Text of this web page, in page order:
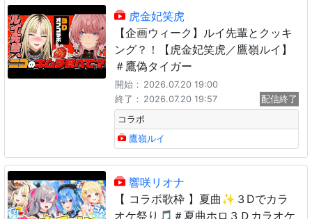
虎金妃笑虎
【企画ウィーク】ルイ先輩とクッキ
ング？！【虎金妃笑虎／鷹嶺ルイ】
＃鷹偽タイガー
開始： 2026.07.20 19:00
終了： 2026.07.20 19:57
配信終了
コラボ
鷹嶺ルイ
響咲リオナ
【 コラボ歌枠 】夏曲✨３Ⅾでカラ
オケ祭り🎵＃夏曲ホロ３Ｄカラオケ